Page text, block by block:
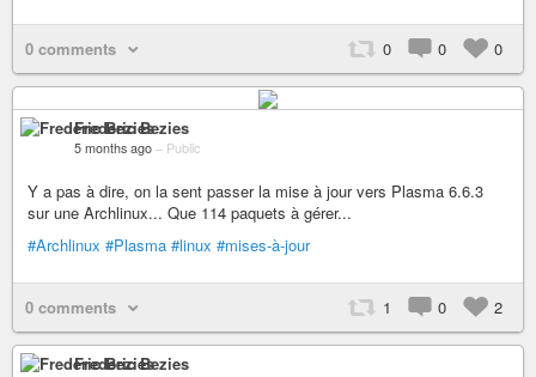
0 comments 0 0 0
Frederic Bezies
5 months ago – Public
Y a pas à dire, on la sent passer la mise à jour vers Plasma 6.6.3
sur une Archlinux... Que 114 paquets à gérer...
#Archlinux #Plasma #linux #mises-à-jour
0 comments 1 0 2
Frederic Bezies